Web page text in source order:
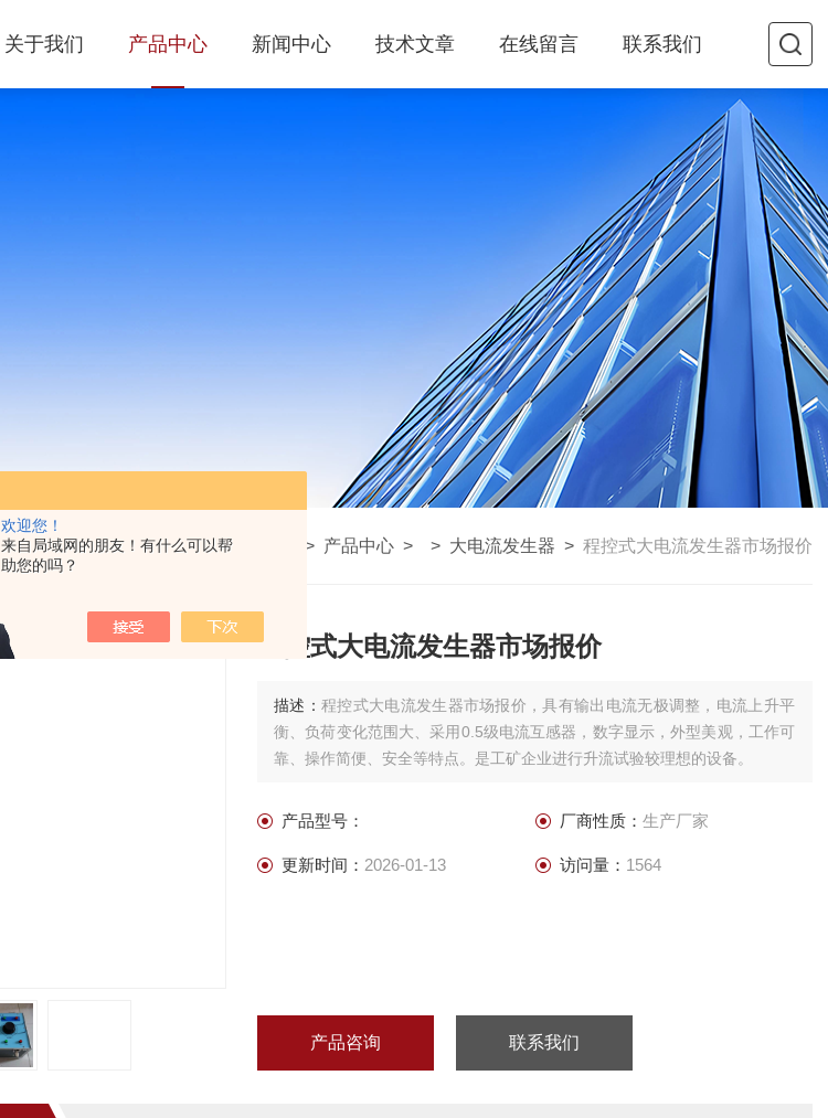
欢迎您！
来自局域网的朋友！有什么可以帮
助您的吗？
关于我们 产品中心 新闻中心 技术文章 在线留言 联系我们
我的位置： > 产品中心 > > 大电流发生器 > 程控式大电流发生器市场报价
程控式大电流发生器市场报价
描述：程控式大电流发生器市场报价，具有输出电流无极调整，电流上升平
衡、负荷变化范围大、采用0.5级电流互感器，数字显示，外型美观，工作可
靠、操作简便、安全等特点。是工矿企业进行升流试验较理想的设备。
产品型号： 厂商性质： 生产厂家
更新时间： 2026-01-13 访问量： 1564
产品咨询 联系我们